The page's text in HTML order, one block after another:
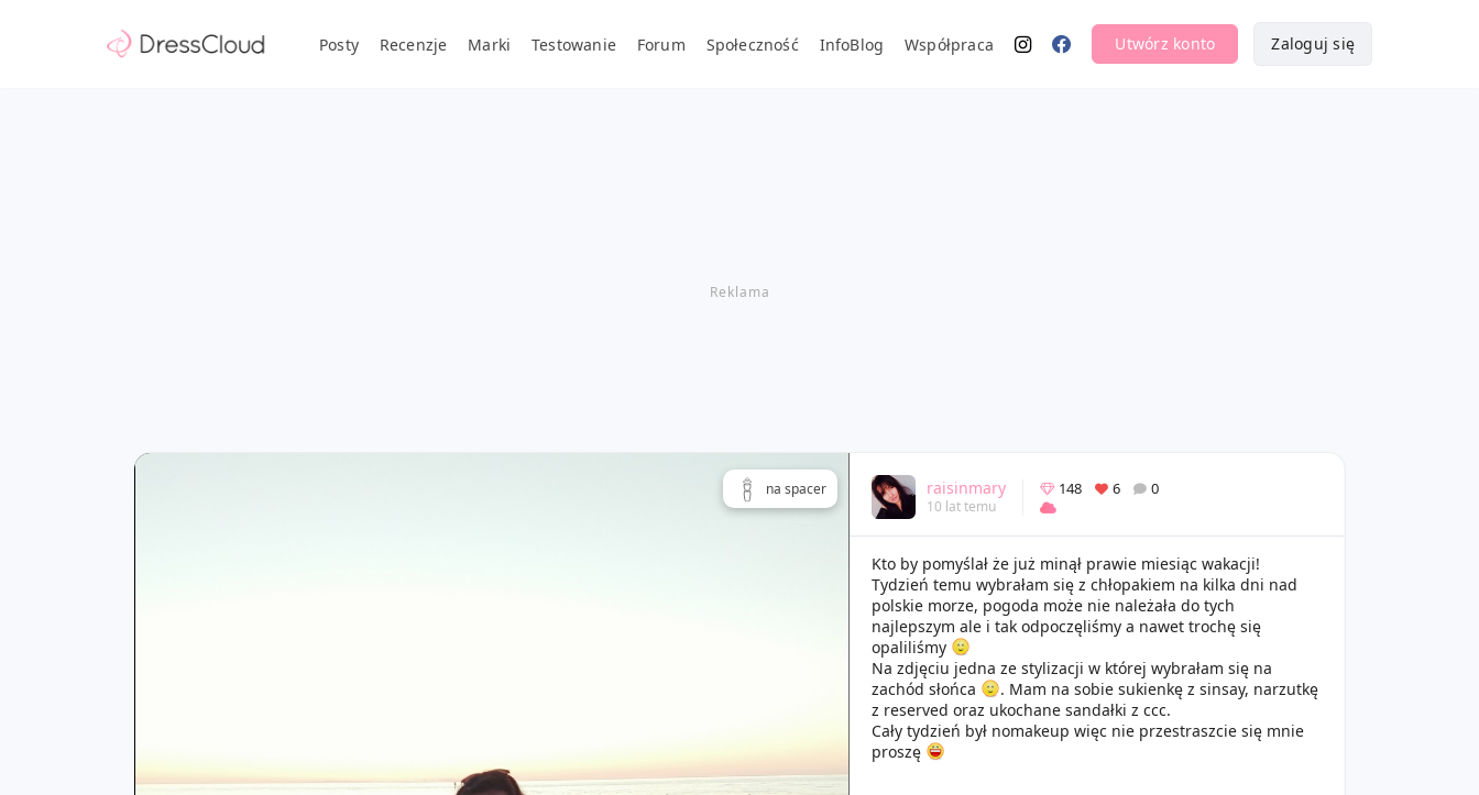
Posty Recenzje Marki Testowanie Forum Społeczność InfoBlog Współpraca Utwórz konto Zaloguj się
na spacer raisinmary
10 lat temu
148 6 0
Kto by pomyślał że już minął prawie miesiąc wakacji!
Tydzień temu wybrałam się z chłopakiem na kilka dni nad
polskie morze, pogoda może nie należała do tych
najlepszym ale i tak odpoczęliśmy a nawet trochę się
opaliliśmy
Na zdjęciu jedna ze stylizacji w której wybrałam się na
zachód słońca
. Mam na sobie sukienkę z sinsay, narzutkę
z reserved oraz ukochane sandałki z ccc.
Cały tydzień był nomakeup więc nie przestraszcie się mnie
proszę